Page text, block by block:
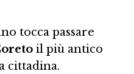
tocca passare
il più antico
cittadina.